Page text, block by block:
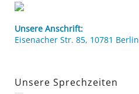
Unsere Anschrift:
Eisenacher Str. 85, 10781 Berlin
Unsere Sprechzeiten